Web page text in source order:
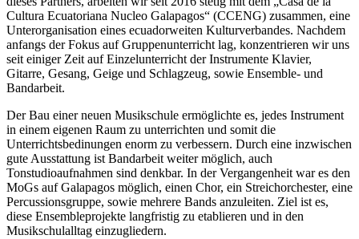
Cultura Ecuatoriana Nucleo Galapagos“ (CCENG) zusammen, eine
Unterorganisation eines ecuadorweiten Kulturverbandes. Nachdem
anfangs der Fokus auf Gruppenunterricht lag, konzentrieren wir uns
seit einiger Zeit auf Einzelunterricht der Instrumente Klavier,
Gitarre, Gesang, Geige und Schlagzeug, sowie Ensemble- und
Bandarbeit.
Der Bau einer neuen Musikschule ermöglichte es, jedes Instrument
in einem eigenen Raum zu unterrichten und somit die
Unterrichtsbedinungen enorm zu verbessern. Durch eine inzwischen
gute Ausstattung ist Bandarbeit weiter möglich, auch
Tonstudioaufnahmen sind denkbar. In der Vergangenheit war es den
MoGs auf Galapagos möglich, einen Chor, ein Streichorchester, eine
Percussionsgruppe, sowie mehrere Bands anzuleiten. Ziel ist es,
diese Ensembleprojekte langfristig zu etablieren und in den
Musikschulalltag einzugliedern.